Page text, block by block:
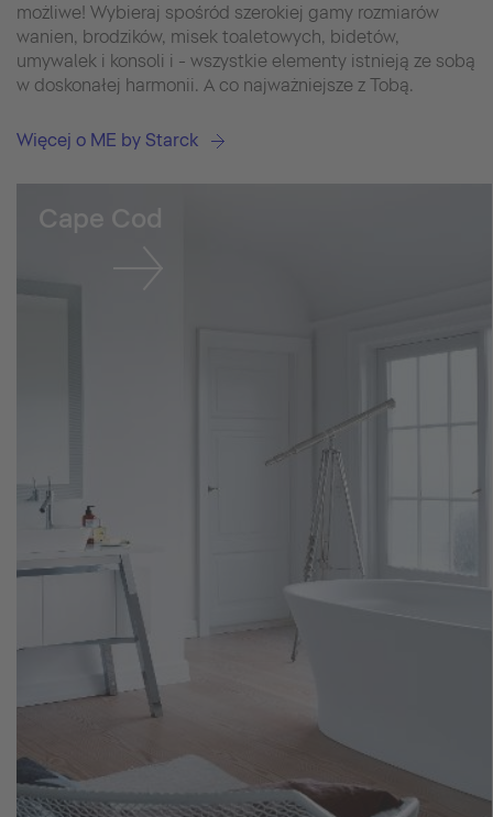
możliwe! Wybieraj spośród szerokiej gamy rozmiarów
wanien, brodzików, misek toaletowych, bidetów,
umywalek i konsoli i - wszystkie elementy istnieją ze sobą
w doskonałej harmonii. A co najważniejsze z Tobą.
Więcej o ME by Starck
Cape Cod